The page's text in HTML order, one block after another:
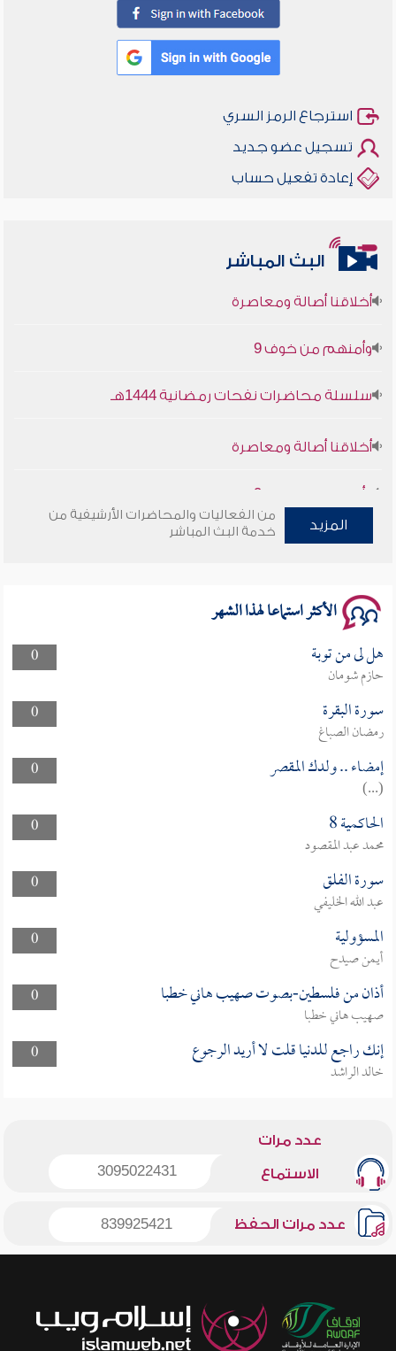
استرجاع الرمز السري
تسجيل عضو جديد
إعادة تفعيل حساب
البث المباشر
سلسلة محاضرات نفحات رمضانية 1444هـ
المزيد
من الفعاليات والمحاضرات الأرشيفية من
خدمة البث المباشر
الأكثر استماعا لهذا الشهر
0 هل لى من توبة
حازم شومان
0
سورة البقرة
رمضان الصباغ
0
إمضاء .. ولدك المقصر
(...)
0
الحاكمية 8
محمد عبد المقصود
0
سورة الفلق
عبد الله الخليفي
0
المسؤولية
أيمن صيدح
0
أذان من فلسطين-بصوت صهيب هاني خطبا
صهيب هاني خطبا
0
إنك راجع للدنيا قلت لا أريد الرجوع
خالد الراشد
عدد مرات
الاستماع 3095022431
عدد مرات الحفظ 839925421